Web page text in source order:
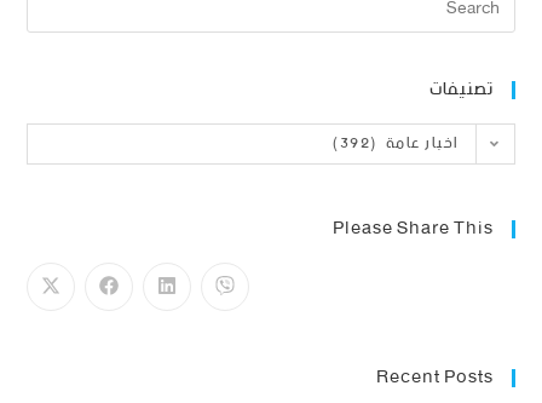
تصنيفات
اخبار عامة (392)
Please Share This
Recent Posts